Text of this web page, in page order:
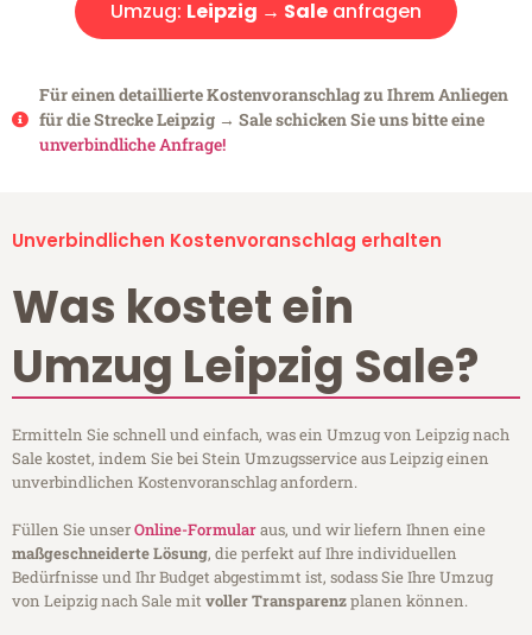
Umzug: Leipzig → Sale anfragen
Für einen detaillierte Kostenvoranschlag zu Ihrem Anliegen
für die Strecke Leipzig → Sale schicken Sie uns bitte eine
unverbindliche Anfrage!
Unverbindlichen Kostenvoranschlag erhalten
Was kostet ein
Umzug Leipzig Sale?
Ermitteln Sie schnell und einfach, was ein Umzug von Leipzig nach
Sale kostet, indem Sie bei Stein Umzugsservice aus Leipzig einen
unverbindlichen Kostenvoranschlag anfordern.
Füllen Sie unserOnline-Formularaus, und wir liefern Ihnen eine
maßgeschneiderte Lösung, die perfekt auf Ihre individuellen
Bedürfnisse und Ihr Budget abgestimmt ist, sodass Sie Ihre Umzug
von Leipzig nach Sale mitvoller Transparenzplanen können.